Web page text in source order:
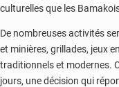
culturelles que les
De nombreuses activités
et minières, grillades, jeux
traditionnels et modernes.
jours, une décision qui